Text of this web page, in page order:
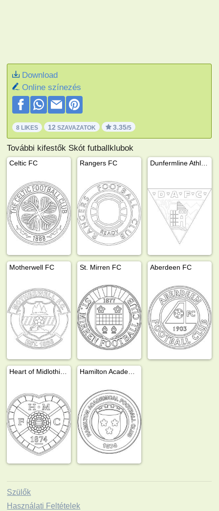
Download
Online színezés
8 LIKES 12 SZAVAZATOK 3.35/5
További kifestők Skót futballklubok
Celtic FC Rangers FC
Motherwell FC St. Mirren FC Aberdeen FC
Szülők
Használati Feltételek